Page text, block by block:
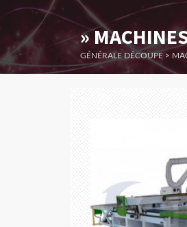
»
GÉNÉRALE DÉCOUPE >